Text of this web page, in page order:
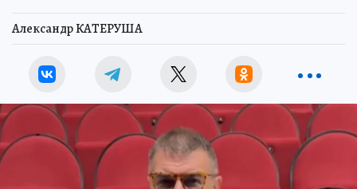
Александр КАТЕРУША